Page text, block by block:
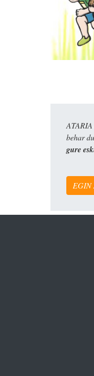
ATARIA
behar
gure
EGIN